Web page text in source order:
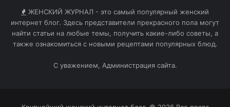
ЖЕНСКИЙ ЖУРНАЛ - это самый популярный женский
интернет блог. Здесь представители прекрасного пола могут
найти статьи на любые темы, получить какие-либо советы, а
также ознакомиться с новыми рецептами популярных блюд.
С уважением, Администрация сайта.